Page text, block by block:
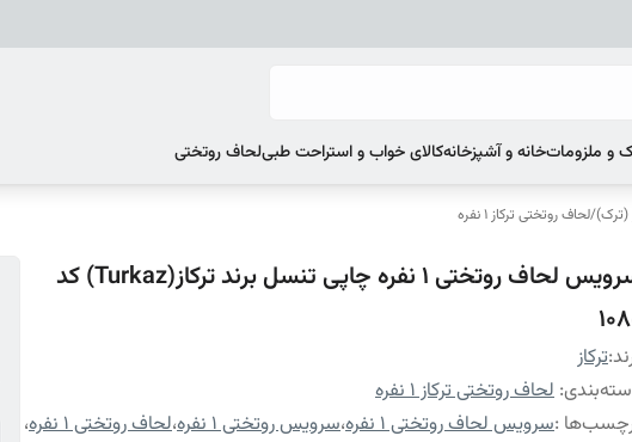
و ملزوماتخانه و آشپزخانهکالای خواب و استراحت طبیلحاف روتختی
(ترک)/لحاف روتختی ترکاز 1 نفره
سرویس لحاف روتختی 1 نفره چاپی تنسل برند ترکاز(Turkaz) کد
ترکاز
: لحاف روتختی ترکاز 1 نفره
:سرویس لحاف روتختی 1 نفره ،سرویس روتختی 1 نفره ،لحاف روتختی 1 نفره
،